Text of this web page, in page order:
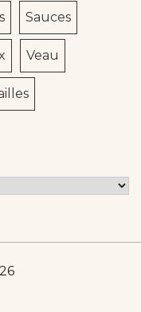
Sauces
Veau